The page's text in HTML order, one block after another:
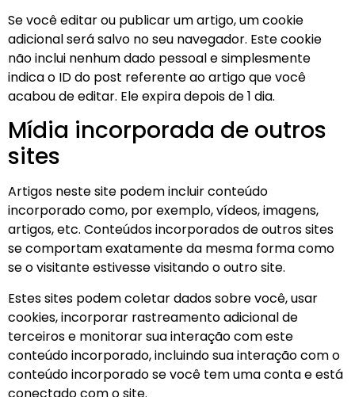
Se você editar ou publicar um artigo, um cookie
adicional será salvo no seu navegador. Este cookie
não inclui nenhum dado pessoal e simplesmente
indica o ID do post referente ao artigo que você
acabou de editar. Ele expira depois de 1 dia.
Mídia incorporada de outros
sites
Artigos neste site podem incluir conteúdo
incorporado como, por exemplo, vídeos, imagens,
artigos, etc. Conteúdos incorporados de outros sites
se comportam exatamente da mesma forma como
se o visitante estivesse visitando o outro site.
Estes sites podem coletar dados sobre você, usar
cookies, incorporar rastreamento adicional de
terceiros e monitorar sua interação com este
conteúdo incorporado, incluindo sua interação com o
conteúdo incorporado se você tem uma conta e está
conectado com o site.